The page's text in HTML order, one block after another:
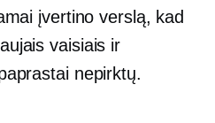
įvertino verslą, kad
vaisiais ir
nepirktų.